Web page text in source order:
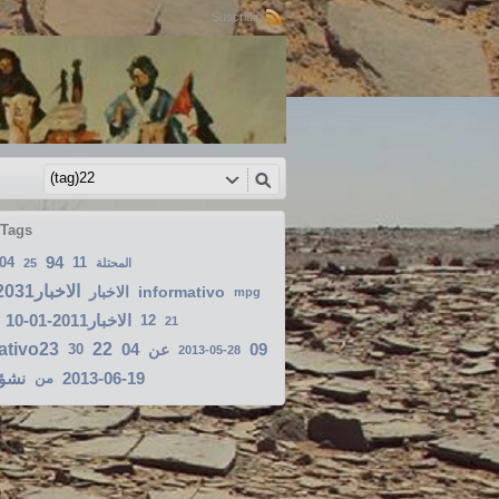
Suscribir:
25 94 11 المحتلة
الاخبار2031-02-10 الاخبار informativo mpg
الاخبار2011-01-10 12 21
30 22 04 عن 2013-05-28
09
من 2013-06-19